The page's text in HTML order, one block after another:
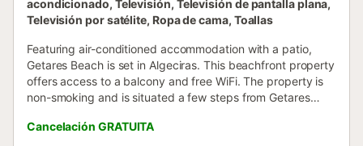
acondicionado, Televisión, Televisión de pantalla plana,
Televisión por satélite, Ropa de cama, Toallas
Featuring air-conditioned accommodation with a patio,
Getares Beach is set in Algeciras. This beachfront property
offers access to a balcony and free WiFi. The property is
non-smoking and is situated a few steps from Getares
Cancelación GRATUITA